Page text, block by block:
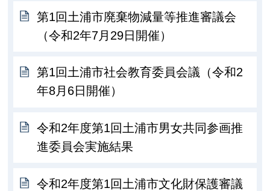
第1回土浦市廃棄物減量等推進審議会
（令和2年7月29日開催）
第1回土浦市社会教育委員会議（令和2
年8月6日開催）
令和2年度第1回土浦市男女共同参画推
進委員会実施結果
令和2年度第1回土浦市文化財保護審議